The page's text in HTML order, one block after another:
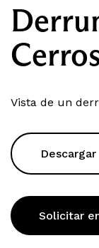
Vista de un
Descargar
Solicitar